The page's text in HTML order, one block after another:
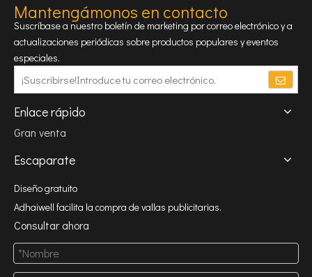
Mantengámonos en contacto
Suscríbase a nuestro boletín de marketing por correo electrónico y a
actualizaciones periódicas sobre productos populares y eventos
especiales.
Enlace rápido
Gran venta
Escaparate
Diseño gratuito
Adhaiwell facilita la compra de vallas publicitarias.
Consultar ahora